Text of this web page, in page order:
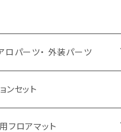
ジネス
ロパーツ・ 外装パーツ
ンセット
フロアマット